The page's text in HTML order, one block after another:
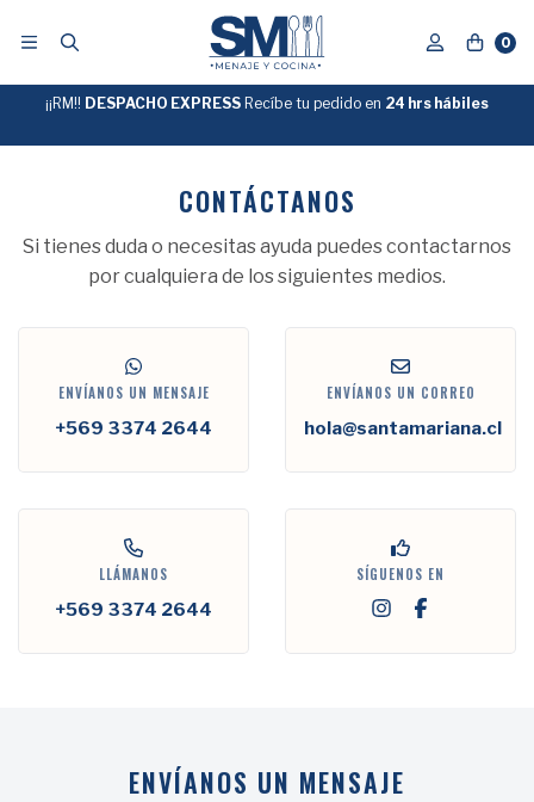
0
GRATIS
SOBRE
¡¡RM!! DESPACHO EXPRESS Recíbe tu pedido en 24 hrs hábiles
CONTÁCTANOS
Si tienes duda o necesitas ayuda puedes contactarnos
por cualquiera de los siguientes medios.
ENVÍANOS UN MENSAJE
+569 3374 2644
ENVÍANOS UN CORREO
hola@santamariana.cl
LLÁMANOS
+569 3374 2644
SÍGUENOS EN
ENVÍANOS UN MENSAJE